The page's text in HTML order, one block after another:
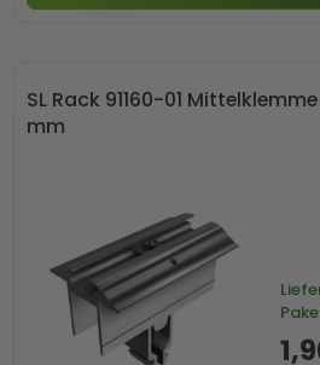
SL Rack 91160-01
mm